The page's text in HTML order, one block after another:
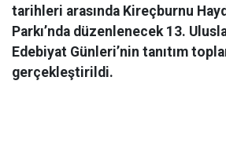
tarihleri arasında Kireçburnu
Parkı’nda düzenlenecek 13.
Edebiyat Günleri’nin tanıtım
gerçekleştirildi.